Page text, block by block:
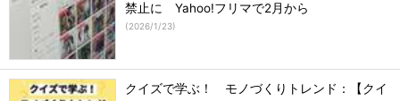
禁止に Yahoo!フリマで2月から
(2026/1/23)
クイズで学ぶ！ モノづくりトレンド：【クイ